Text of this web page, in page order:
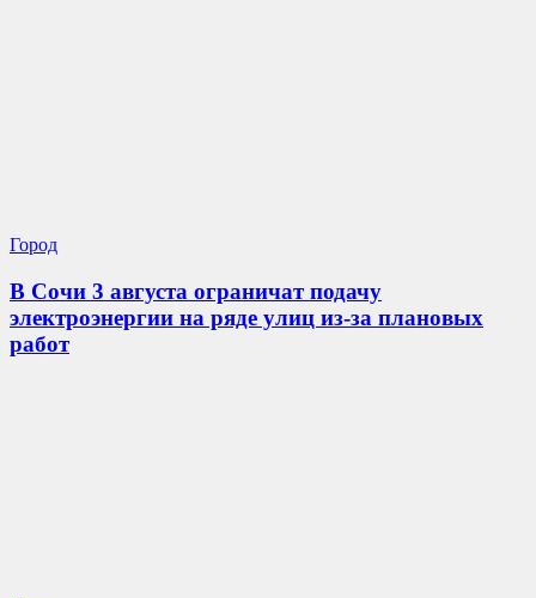
Город
В Сочи 3 августа ограничат подачу
электроэнергии на ряде улиц из-за плановых
работ